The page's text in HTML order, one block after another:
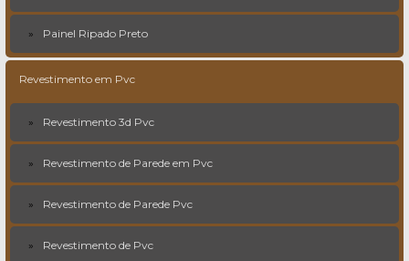
Painel Ripado Preto
Revestimento em Pvc
Revestimento 3d Pvc
Revestimento de Parede em Pvc
Revestimento de Parede Pvc
Revestimento de Pvc